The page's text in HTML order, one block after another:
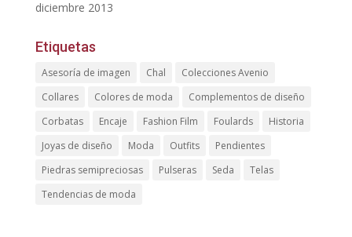
diciembre 2013
Etiquetas
Asesoría de imagen Chal
Colecciones Avenio
Collares
Colores de moda
Complementos de diseño
Corbatas
Encaje Fashion Film Foulards
Historia
Joyas de diseño
Moda Outfits
Pendientes
Piedras semipreciosas
Pulseras Seda
Telas
Tendencias de moda